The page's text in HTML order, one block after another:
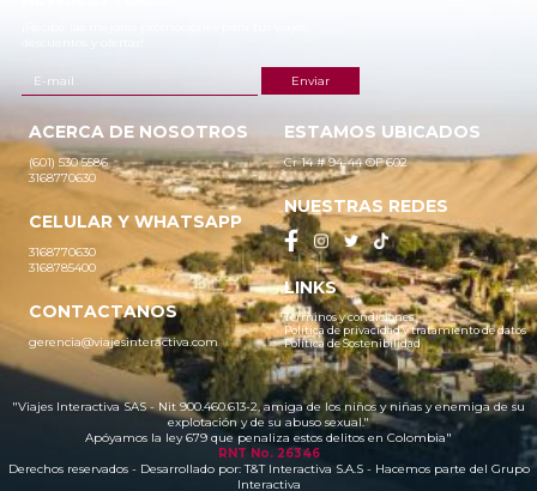
ACERCA DE NOSOTROS
(601) 530 5586
3168770630
CELULAR Y WHATSAPP
3168770630
3168785400
CONTACTANOS
gerencia@viajesinteractiva.com
ESTAMOS UBICADOS
Cr 14 # 94-44 OF 602
NUESTRAS REDES
LINKS
Términos y condiciones
Política de privacidad y tratamiento de datos
Política de Sostenibilidad
"Viajes Interactiva SAS - Nit 900.460.613-2, amiga de los niños y niñas y enemiga de su
explotación y de su abuso sexual."
Apóyamos la ley 679 que penaliza estos delitos en Colombia"
RNT No. 26346
Derechos reservados - Desarrollado por:T&T Interactiva S.A.S- Hacemos parte del Grupo
Interactiva